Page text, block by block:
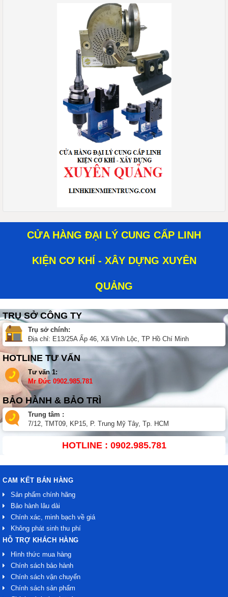
CỬA HÀNG ĐẠI LÝ CUNG CẤP LINH
KIỆN CƠ KHÍ - XÂY DỰNG XUYÊN
QUẢNG
TRỤ SỞ CÔNG TY
Trụ sở chính:
Địa chỉ: E13/25A Ấp 46, Xã Vĩnh Lộc, TP Hồ Chí Minh
HOTLINE TƯ VẤN
Tư vấn 1:
Mr Đức 0902.985.781
BẢO HÀNH & BẢO TRÌ
Trung tâm :
7/12, TMT09, KP15, P. Trung Mỹ Tây, Tp. HCM
HOTLINE : 0902.985.781
CAM KẾT BÁN HÀNG
Sản phẩm chính hãng
Bảo hành lâu dài
Chính xác, minh bạch về giá
Không phát sinh thu phí
HỖ TRỢ KHÁCH HÀNG
Hình thức mua hàng
Chính sách bảo hành
Chính sách vận chuyển
Chính sách sản phẩm